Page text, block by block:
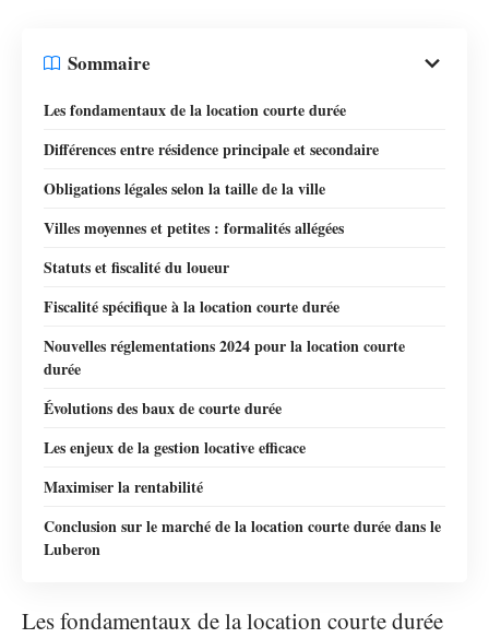
Sommaire
Les fondamentaux de la location courte durée
Différences entre résidence principale et secondaire
Obligations légales selon la taille de la ville
Villes moyennes et petites : formalités allégées
Statuts et fiscalité du loueur
Fiscalité spécifique à la location courte durée
Nouvelles réglementations 2024 pour la location courte
durée
Évolutions des baux de courte durée
Les enjeux de la gestion locative efficace
Maximiser la rentabilité
Conclusion sur le marché de la location courte durée dans le
Luberon
Les fondamentaux de la location courte durée